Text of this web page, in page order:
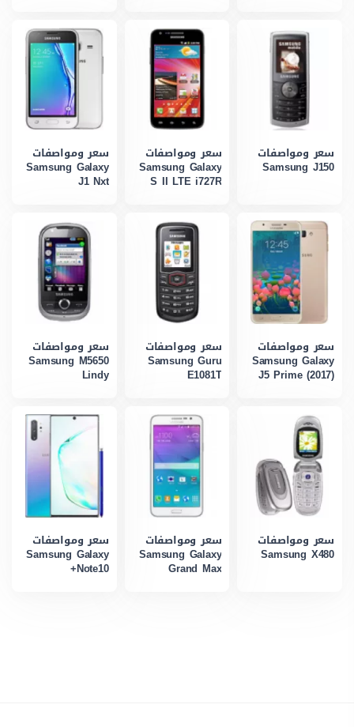
سعر ومواصفات
Samsung J150
سعر ومواصفات
Samsung Galaxy
S II LTE i727R
سعر ومواصفات
Samsung Galaxy
J1 Nxt
سعر ومواصفات
Samsung Galaxy
J5 Prime (2017)
سعر ومواصفات
Samsung Guru
E1081T
سعر ومواصفات
Samsung M5650
Lindy
سعر ومواصفات
Samsung X480
سعر ومواصفات
Samsung Galaxy
Grand Max
سعر ومواصفات
Samsung Galaxy
Note10+